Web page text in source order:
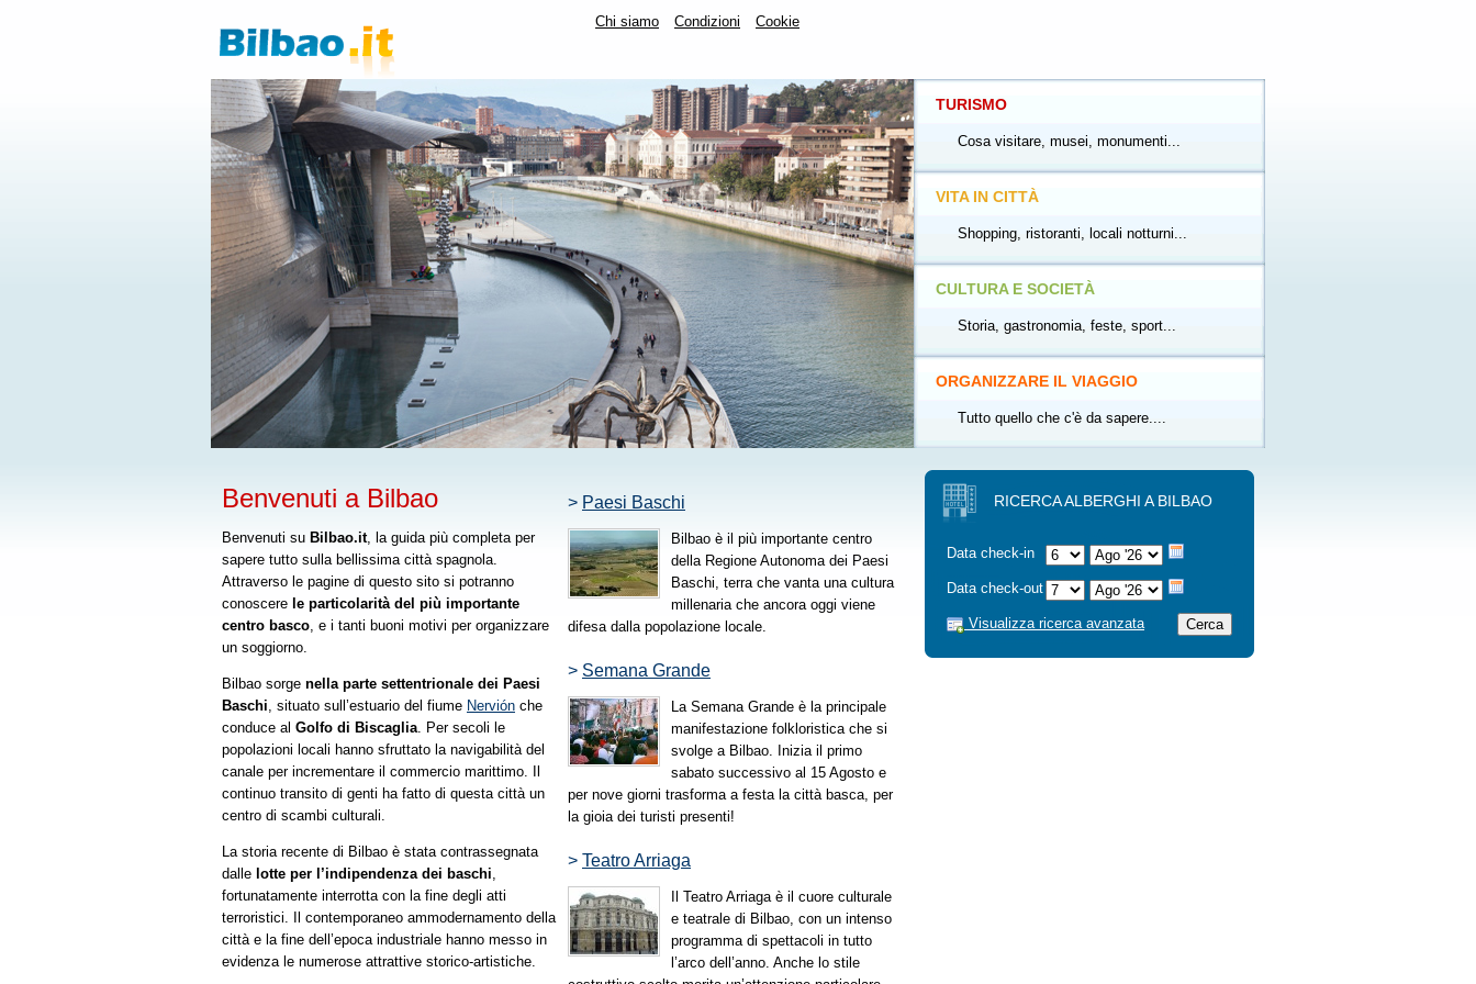
Chi siamo Condizioni Cookie
Benvenuti a Bilbao
Benvenuti su Bilbao.it, la guida più completa per
sapere tutto sulla bellissima città spagnola.
Attraverso le pagine di questo sito si potranno
conoscere le particolarità del più importante
centro basco, e i tanti buoni motivi per organizzare
un soggiorno.
Bilbao sorge nella parte settentrionale dei Paesi
Baschi, situato sull’estuario del fiume Nervión che
conduce al Golfo di Biscaglia. Per secoli le
popolazioni locali hanno sfruttato la navigabilità del
canale per incrementare il commercio marittimo. Il
continuo transito di genti ha fatto di questa città un
centro di scambi culturali.
La storia recente di Bilbao è stata contrassegnata
dalle lotte per l’indipendenza dei baschi,
fortunatamente interrotta con la fine degli atti
terroristici. Il contemporaneo ammodernamento della
città e la fine dell’epoca industriale hanno messo in
evidenza le numerose attrattive storico-artistiche.
> Paesi Baschi
Bilbao è il più importante centro
della Regione Autonoma dei Paesi
Baschi, terra che vanta una cultura
millenaria che ancora oggi viene
difesa dalla popolazione locale.
> Semana Grande
La Semana Grande è la principale
manifestazione folkloristica che si
svolge a Bilbao. Inizia il primo
sabato successivo al 15 Agosto e
per nove giorni trasforma a festa la città basca, per
la gioia dei turisti presenti!
> Teatro Arriaga
Il Teatro Arriaga è il cuore culturale
e teatrale di Bilbao, con un intenso
programma di spettacoli in tutto
l’arco dell’anno. Anche lo stile
TURISMO
Cosa visitare, musei, monumenti...
VITA IN CITTÀ
Shopping, ristoranti, locali notturni...
CULTURA E SOCIETÀ
Storia, gastronomia, feste, sport...
ORGANIZZARE IL VIAGGIO
Tutto quello che c'è da sapere....
RICERCA ALBERGHI A BILBAO
Data check-in
Data check-out
Visualizza ricerca avanzata Cerca